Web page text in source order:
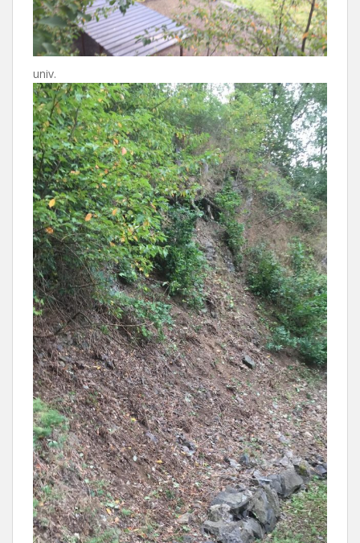
univ.